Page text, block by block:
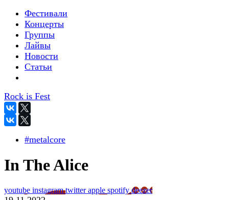
Фестивали
Концерты
Группы
Лайвы
Новости
Статьи
Rock is Fest
#metalcore
In The Alice
youtube instagramtwitterapple spotifydeezer